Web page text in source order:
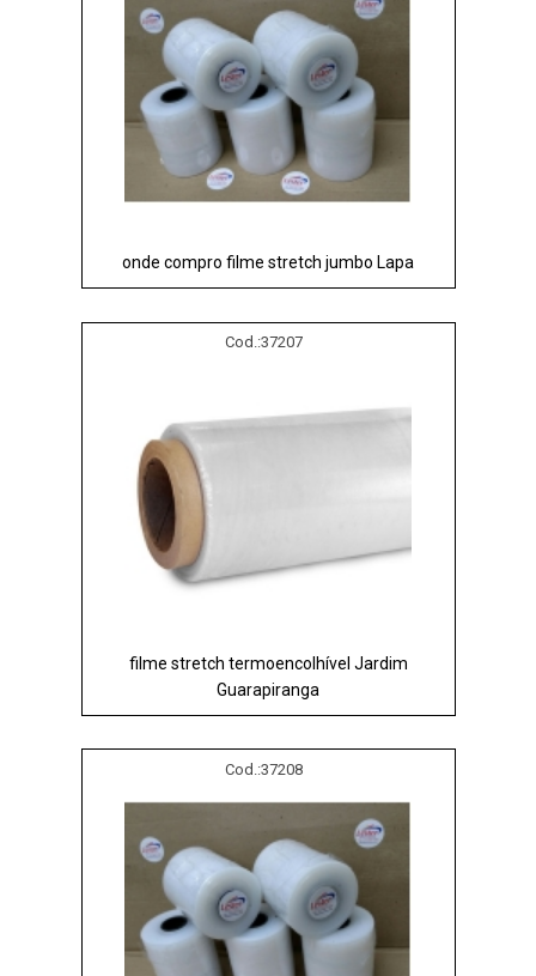
onde compro filme stretch jumbo Lapa
Cod.:37207
filme stretch termoencolhível Jardim
Guarapiranga
Cod.:37208